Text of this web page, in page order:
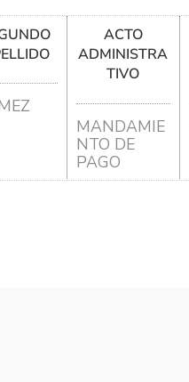
ACTO
ADMINISTRA
TIVO
MANDAMIE
NTO DE
PAGO